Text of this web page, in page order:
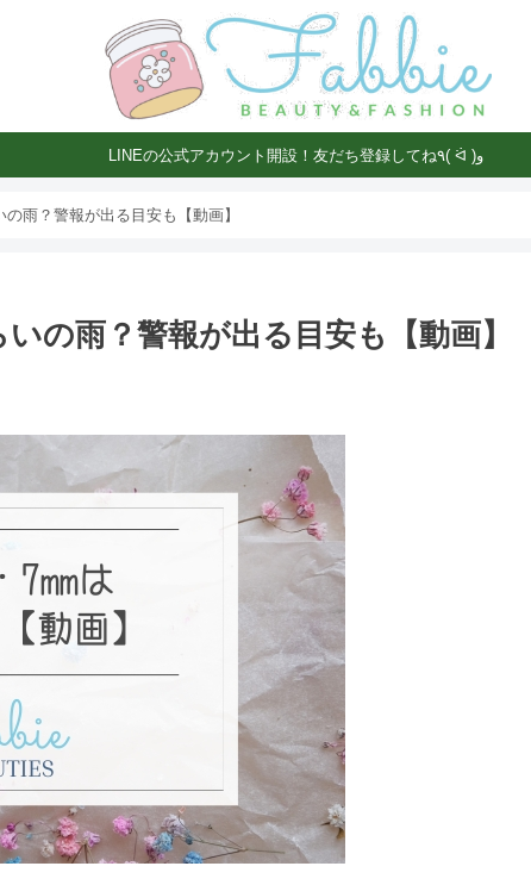
LINEの公式アカウント開設！友だち登録してね٩( ᐛ )و
雨？警報が出る目安も【動画】
の雨？警報が出る目安も【動画】